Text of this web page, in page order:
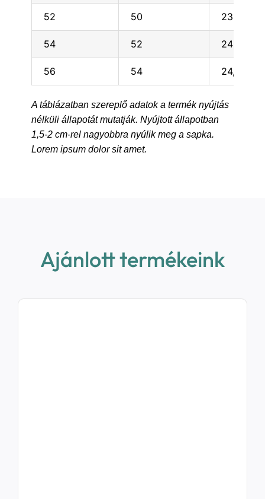
52 50 23,5
54 52 24
56 54 24,5
A táblázatban szereplő adatok a termék nyújtás
nélküli állapotát mutatják. Nyújtott állapotban
1,5-2 cm-rel nagyobbra nyúlik meg a sapka.
Lorem ipsum dolor sit amet.
Ajánlott termékeink